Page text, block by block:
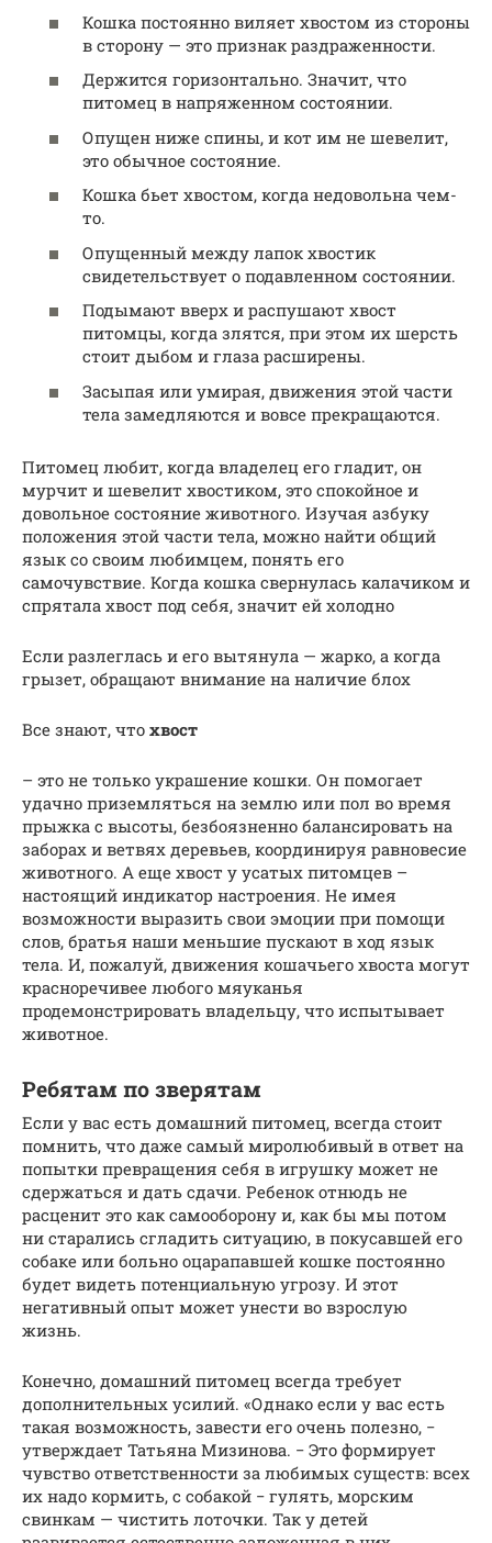
Кошка постоянно виляет хвостом из стороны
в сторону — это признак раздраженности.
Держится горизонтально. Значит, что
питомец в напряженном состоянии.
Опущен ниже спины, и кот им не шевелит,
это обычное состояние.
Кошка бьет хвостом, когда недовольна чем-
то.
Опущенный между лапок хвостик
свидетельствует о подавленном состоянии.
Подымают вверх и распушают хвост
питомцы, когда злятся, при этом их шерсть
стоит дыбом и глаза расширены.
Засыпая или умирая, движения этой части
тела замедляются и вовсе прекращаются.
Питомец любит, когда владелец его гладит, он
мурчит и шевелит хвостиком, это спокойное и
довольное состояние животного. Изучая азбуку
положения этой части тела, можно найти общий
язык со своим любимцем, понять его
самочувствие. Когда кошка свернулась калачиком и
спрятала хвост под себя, значит ей холодно
Если разлеглась и его вытянула — жарко, а когда
грызет, обращают внимание на наличие блох
Все знают, что хвост
– это не только украшение кошки. Он помогает
удачно приземляться на землю или пол во время
прыжка с высоты, безбоязненно балансировать на
заборах и ветвях деревьев, координируя равновесие
животного. А еще хвост у усатых питомцев –
настоящий индикатор настроения. Не имея
возможности выразить свои эмоции при помощи
слов, братья наши меньшие пускают в ход язык
тела. И, пожалуй, движения кошачьего хвоста могут
красноречивее любого мяуканья
продемонстрировать владельцу, что испытывает
животное.
Ребятам по зверятам
Если у вас есть домашний питомец, всегда стоит
помнить, что даже самый миролюбивый в ответ на
попытки превращения себя в игрушку может не
сдержаться и дать сдачи. Ребенок отнюдь не
расценит это как самооборону и, как бы мы потом
ни старались сгладить ситуацию, в покусавшей его
собаке или больно оцарапавшей кошке постоянно
будет видеть потенциальную угрозу. И этот
негативный опыт может унести во взрослую
жизнь.
Конечно, домашний питомец всегда требует
дополнительных усилий. «Однако если у вас есть
такая возможность, завести его очень полезно, −
утверждает Татьяна Мизинова. − Это формирует
чувство ответственности за любимых существ: всех
их надо кормить, с собакой − гулять, морским
свинкам — чистить лоточки. Так у детей